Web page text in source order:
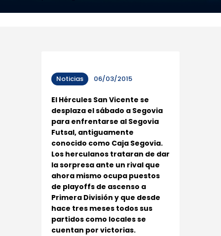
Noticias 06/03/2015
El Hércules San Vicente se
desplaza el sábado a Segovia
para enfrentarse al Segovia
Futsal, antiguamente
conocido como Caja Segovia.
Los herculanos trataran de dar
la sorpresa ante un rival que
ahora mismo ocupa puestos
de playoffs de ascenso a
Primera División y que desde
hace tres meses todos sus
partidos como locales se
cuentan por victorias.